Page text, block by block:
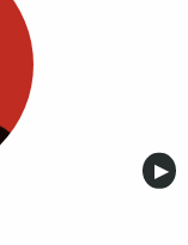
▶︎